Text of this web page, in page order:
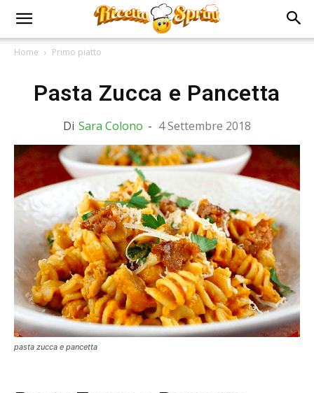
Home Primo piatto
Pasta Zucca e Pancetta
Di Sara Colono - 4 Settembre 2018
pasta zucca e pancetta